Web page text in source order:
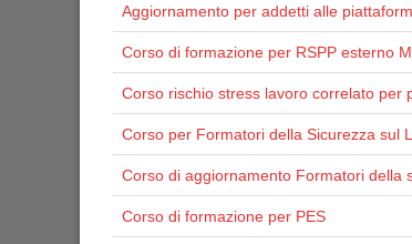
Aggiornamento per addetti alle
Corso di formazione per RSPP esterno
Corso rischio stress lavoro correlato per
Corso per Formatori della Sicurezza sul
Corso di aggiornamento Formatori della
Corso di formazione per PES